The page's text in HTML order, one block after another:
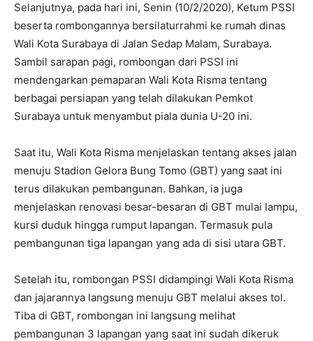
Selanjutnya, pada hari ini, Senin (10/2/2020), Ketum PSSI
beserta rombongannya bersilaturrahmi ke rumah dinas
Wali Kota Surabaya di Jalan Sedap Malam, Surabaya.
Sambil sarapan pagi, rombongan dari PSSI ini
mendengarkan pemaparan Wali Kota Risma tentang
berbagai persiapan yang telah dilakukan Pemkot
Surabaya untuk menyambut piala dunia U-20 ini.
Saat itu, Wali Kota Risma menjelaskan tentang akses jalan
menuju Stadion Gelora Bung Tomo (GBT) yang saat ini
terus dilakukan pembangunan. Bahkan, ia juga
menjelaskan renovasi besar-besaran di GBT mulai lampu,
kursi duduk hingga rumput lapangan. Termasuk pula
pembangunan tiga lapangan yang ada di sisi utara GBT.
Setelah itu, rombongan PSSI didampingi Wali Kota Risma
dan jajarannya langsung menuju GBT melalui akses tol.
Tiba di GBT, rombongan ini langsung melihat
pembangunan 3 lapangan yang saat ini sudah dikeruk